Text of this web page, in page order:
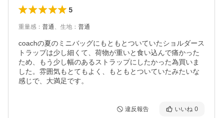
5
重量感 ： 普通、 生地 ： 普通
coachの夏のミニバッグにもともとついていたショルダース
トラップは少し細くて、荷物が重いと食い込んで痛かった
ため、もう少し幅のあるストラップにしたかった為買いま
した。雰囲気もとてもよく、もともとついていたみたいな
感じで、大満足です。
違反報告 いいね 0